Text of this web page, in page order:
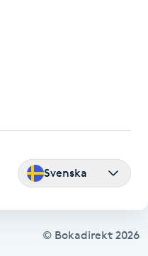
Svenska
© Bokadirekt 2026